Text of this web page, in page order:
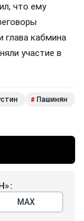
что ему
кабмина
участие в
# Пашинян
МАХ